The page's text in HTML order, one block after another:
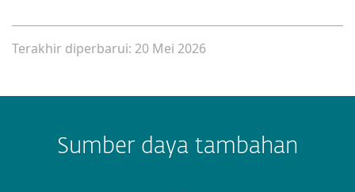
Terakhir diperbarui: 20 Mei 2026
Sumber daya tambahan